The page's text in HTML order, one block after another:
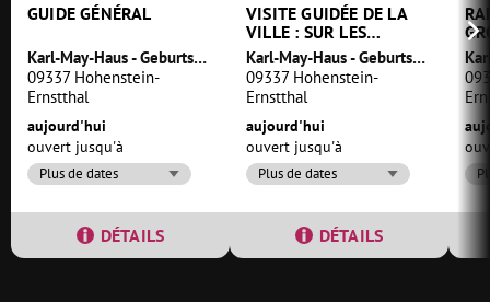
GUIDE GÉNÉRAL
Karl-May-Haus - Geburtshaus und Museum des Schöpfers von Winnetou
09337 Hohenstein-
Ernstthal
aujourd'hui
ouvert jusqu'à
Plus de dates
DÉTAILS
VISITE GUIDÉE DE LA
VILLE : SUR LES
TRACES DE KARL MAYKarl-May-Haus - Geburtshaus und Museum des Schöpfers von Winnetou
09337 Hohenstein-
Ernstthal
aujourd'hui
ouvert jusqu'à
Plus de dates
DÉTAILS